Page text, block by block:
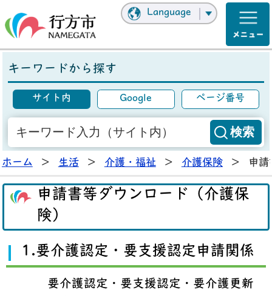
Language
キーワードから探す
サイト内 Google ページ番号
ホーム > 生活 > 介護・福祉 > 介護保険 > 申請
申請書等ダウンロード（介護保
険）
1.要介護認定・要支援認定申請関係
要介護認定・要支援認定・要介護更新